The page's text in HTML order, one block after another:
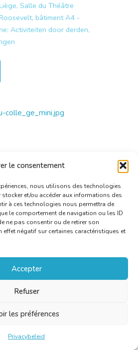
le consentement
nous utilisons des technologies
et/ou accéder aux informations des
à ces technologies nous permettra de
le comportement de navigation ou les ID
ne pas consentir ou de retirer son
effet négatif sur certaines caractéristiques et
Accepter
Refuser
les préférences
Privacybeleid
Salle du Théâtre
bâtiment A4 -
Activiteiten door derden,
à la traduction
littéraires de
Activiteiten door derden,